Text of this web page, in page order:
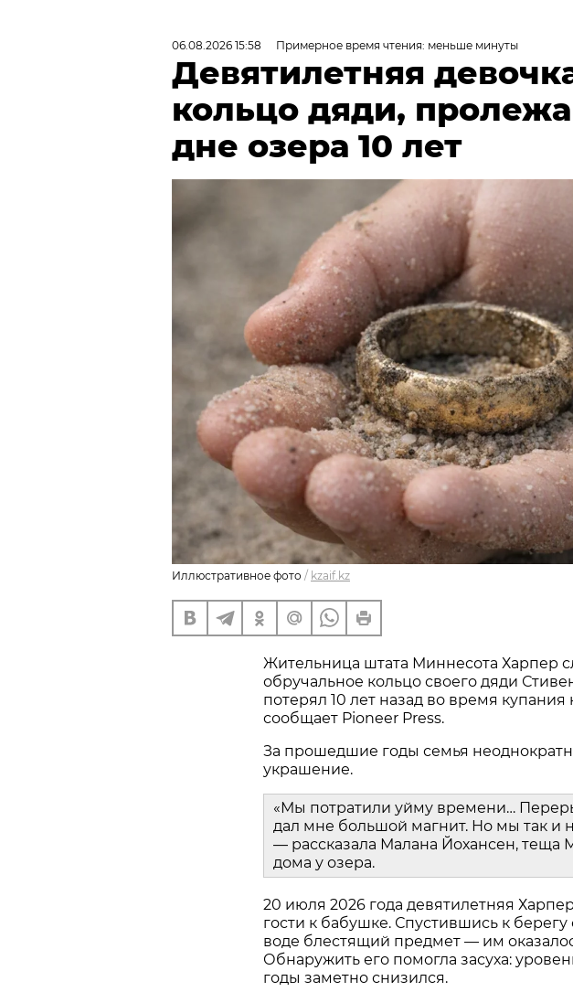
06.08.2026 15:58 Примерное время чтения: меньше минуты
Девятилетняя
кольцо дяди,
дне озера 10 лет
Иллюстративное фото / kzaif.kz
Жительница штата Миннесота Харпер
обручальное кольцо своего дяди
потерял 10 лет назад во время купания
сообщает Pioneer Press.
За прошедшие годы семья
украшение.
«Мы потратили уйму времени…
дал мне большой магнит. Но мы так и
— рассказала Малана Йохансен, теща
дома у озера.
20 июля 2026 года девятилетняя
гости к бабушке. Спустившись к берегу
воде блестящий предмет — им
Обнаружить его помогла засуха:
годы заметно снизился.